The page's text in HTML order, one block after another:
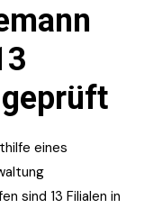
eines
sind 13 Filialen in